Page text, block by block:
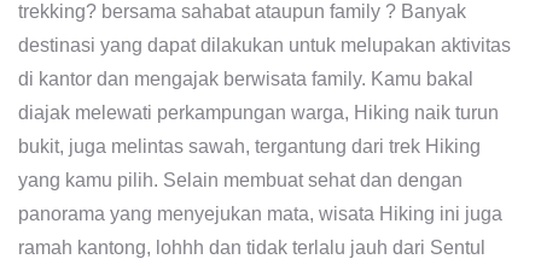
trekking? bersama sahabat ataupun family ? Banyak
destinasi yang dapat dilakukan untuk melupakan aktivitas
di kantor dan mengajak berwisata family. Kamu bakal
diajak melewati perkampungan warga, Hiking naik turun
bukit, juga melintas sawah, tergantung dari trek Hiking
yang kamu pilih. Selain membuat sehat dan dengan
panorama yang menyejukan mata, wisata Hiking ini juga
ramah kantong, lohhh dan tidak terlalu jauh dari Sentul